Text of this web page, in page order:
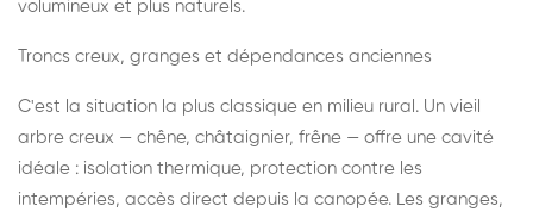
volumineux et plus naturels.
Troncs creux, granges et dépendances anciennes
C'est la situation la plus classique en milieu rural. Un vieil
arbre creux — chêne, châtaignier, frêne — offre une cavité
idéale : isolation thermique, protection contre les
intempéries, accès direct depuis la canopée. Les granges,